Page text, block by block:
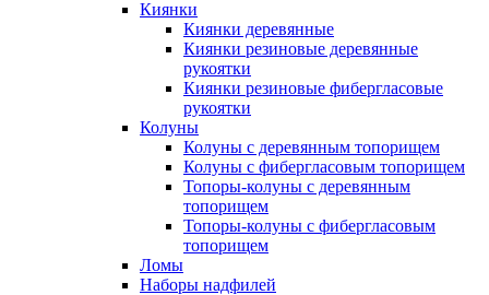
Киянки
Киянки деревянные
Киянки резиновые деревянные
рукоятки
Киянки резиновые фибергласовые
рукоятки
Колуны
Колуны с деревянным топорищем
Колуны с фибергласовым топорищем
Топоры-колуны с деревянным
топорищем
Топоры-колуны с фибергласовым
топорищем
Ломы
Наборы надфилей